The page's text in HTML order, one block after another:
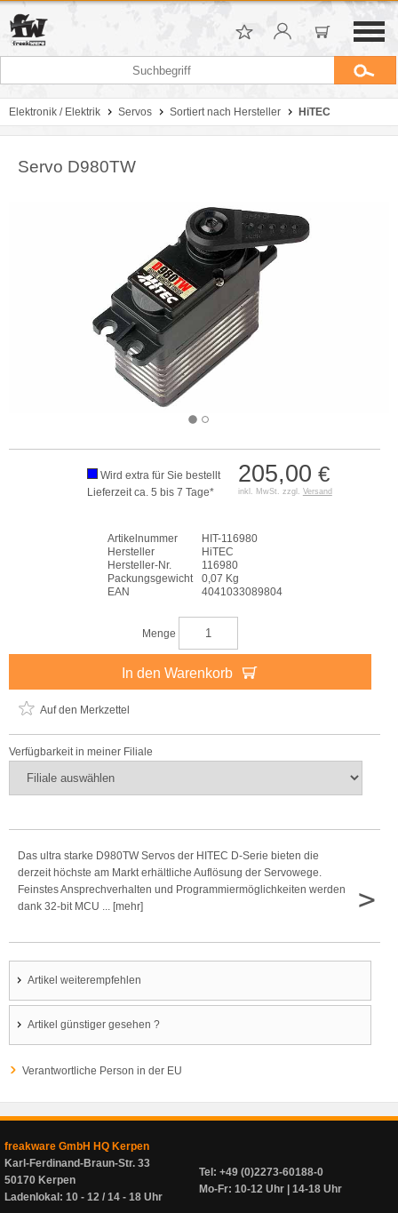
Elektronik / Elektrik Servos Sortiert nach Hersteller HiTEC
Servo D980TW
205,00 €
inkl. MwSt. zzgl. Versand
Wird extra für Sie bestellt
Lieferzeit ca. 5 bis 7 Tage*
Artikelnummer
HIT-116980
Hersteller
HiTEC
Hersteller-Nr.
116980
Packungsgewicht
0,07 Kg
EAN
4041033089804
Menge
In den Warenkorb
Auf den Merkzettel
Verfügbarkeit in meiner Filiale
Das ultra starke D980TW Servos der HITEC D-Serie bieten die
derzeit höchste am Markt erhältliche Auflösung der Servowege.
Feinstes Ansprechverhalten und Programmiermöglichkeiten werden
dank 32-bit MCU ... [mehr]
>
Artikel weiterempfehlen
Artikel günstiger gesehen ?
Verantwortliche Person in der EU
freakware GmbH HQ Kerpen
Karl-Ferdinand-Braun-Str. 33
50170 Kerpen
Ladenlokal: 10 - 12 / 14 - 18 Uhr
Tel: +49 (0)2273-60188-0
Mo-Fr: 10-12 Uhr | 14-18 Uhr